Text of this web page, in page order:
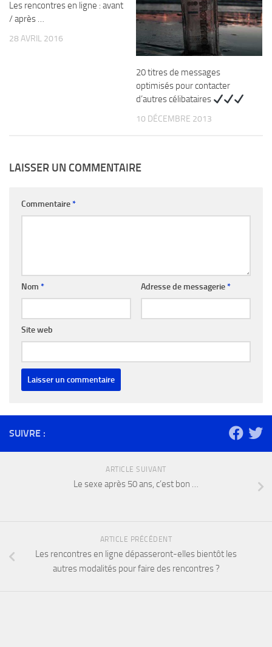
Les rencontres en ligne : avant
/ après …
28 AVRIL 2016
20 titres de messages
optimisés pour contacter
d’autres célibataires
10 DÉCEMBRE 2013
LAISSER UN COMMENTAIRE
Commentaire*
Nom * Adresse de messagerie*
Site web
SUIVRE :
ARTICLE SUIVANT
Le sexe après 50 ans, c’est bon …
ARTICLE PRÉCÉDENT
Les rencontres en ligne dépasseront-elles bientôt les
autres modalités pour faire des rencontres ?